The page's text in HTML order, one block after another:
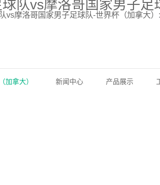
队vs摩洛哥国家男子足
vs摩洛哥国家男子足球队-世界杯（加拿大）:
加拿大） 新闻中心 产品展示